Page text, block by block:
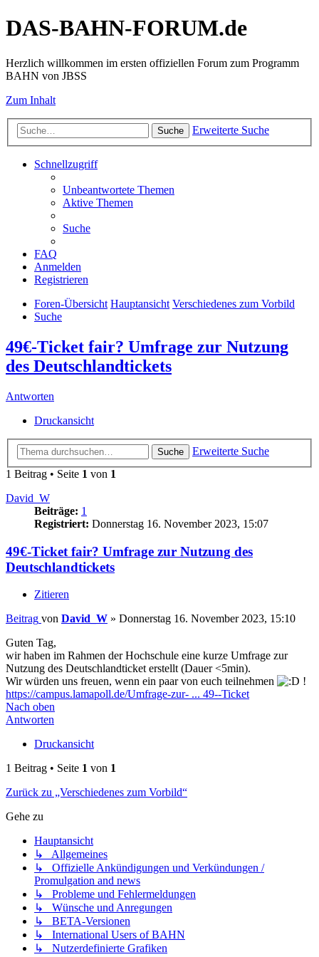
DAS-BAHN-FORUM.de
Herzlich willkommen im ersten offiziellen Forum zum Programm
BAHN von JBSS
Zum Inhalt
Suche Erweiterte Suche
Schnellzugriff
Unbeantwortete Themen
Aktive Themen
Suche
FAQ
Anmelden
Registrieren
Foren-Übersicht Hauptansicht Verschiedenes zum Vorbild
Suche
49€-Ticket fair? Umfrage zur Nutzung
des Deutschlandtickets
Antworten
Druckansicht
Suche
Erweiterte Suche
1 Beitrag • Seite 1 von 1
David_W
Beiträge: 1
Registriert: Donnerstag 16. November 2023, 15:07
49€-Ticket fair? Umfrage zur Nutzung des
Deutschlandtickets
Zitieren
Beitrag von David_W » Donnerstag 16. November 2023, 15:10
Guten Tag,
wir haben im Rahmen der Hochschule eine kurze Umfrage zur
Nutzung des Deutschlandticket erstellt (Dauer <5min).
Wir würden uns freuen, wenn ein paar von euch teilnehmen
!
https://campus.lamapoll.de/Umfrage-zur- ... 49--Ticket
Nach oben
Antworten
Druckansicht
1 Beitrag • Seite 1 von 1
Zurück zu „Verschiedenes zum Vorbild“
Gehe zu
Hauptansicht
↳ Allgemeines
↳ Offizielle Ankündigungen und Verkündungen /
Promulgation and news
↳ Probleme und Fehlermeldungen
↳ Wünsche und Anregungen
↳ BETA-Versionen
↳ International Users of BAHN
↳ Nutzerdefinierte Grafiken